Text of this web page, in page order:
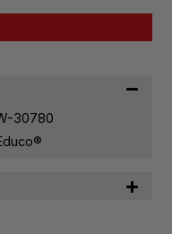
30780